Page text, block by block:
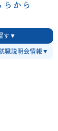
らから
す▼
職説明会情報▼